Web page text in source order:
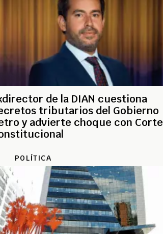
de la DIAN cuestiona
tributarios del Gobierno
y advierte choque con Corte
POLÍTICA